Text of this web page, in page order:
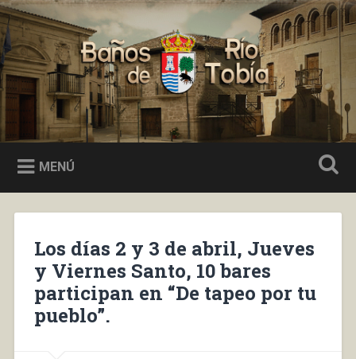
Saltar
al
contenido
Buscar
Baños de Río Tobía
MENÚ
Los días 2 y 3 de abril, Jueves
y Viernes Santo, 10 bares
participan en “De tapeo por tu
pueblo”.